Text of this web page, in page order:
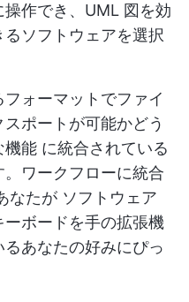
作でき、UML 図を効
ソフトウェアを選択
フォーマットでファイ
ポートが可能かどう
能 に統合されている
ワークフローに統合
なたが ソフトウェア
ボードを手の拡張機
あなたの好みにぴっ